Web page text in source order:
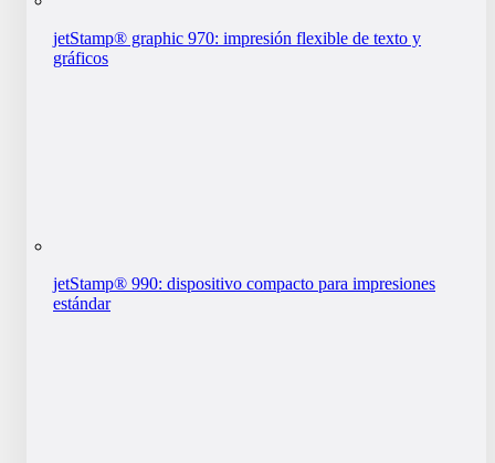
jetStamp® graphic 970: impresión flexible de texto y
gráficos
jetStamp® 990: dispositivo compacto para impresiones
estándar